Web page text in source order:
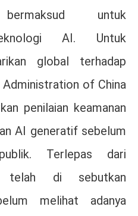
untuk
AI. Untuk
global terhadap
of China
penilaian keamanan
AI generatif sebelum
Terlepas dari
telah di sebutkan
melihat adanya